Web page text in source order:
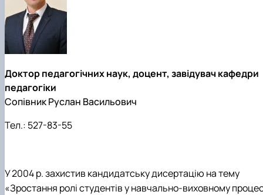
Доктор педагогічних наук, доцент, завідувач кафедри
педагогіки
Сопівник Руслан Васильович
Тел.: 527-83-55
У 2004 р. захистив кандидатську дисертацію на тему
«Зростання ролі студентів у навчально-виховному